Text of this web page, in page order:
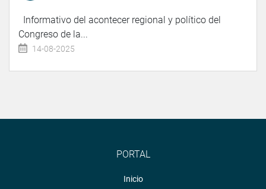
Informativo del acontecer regional y político del
Congreso de la...
14-08-2025
PORTAL
Inicio